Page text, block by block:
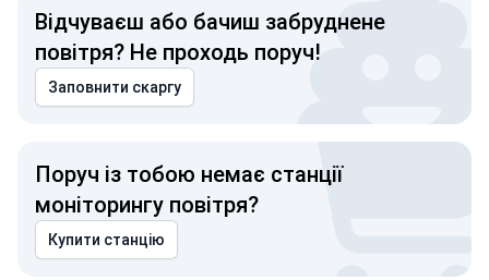
Відчуваєш або бачиш забруднене
повітря? Не проходь поруч!
Заповнити скаргу
Поруч із тобою немає станції
моніторингу повітря?
Купити станцію